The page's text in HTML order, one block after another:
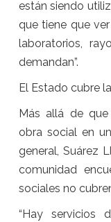
están siendo
que tiene que
laboratorios,
demandan”.
El Estado cubre
Más allá de
obra social en
general, Suárez
comunidad
sociales no
“Hay servicios